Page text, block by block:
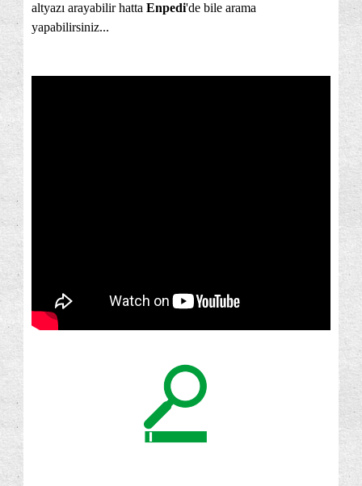
altyazı arayabilir hatta Enpedi'de bile arama
yapabilirsiniz...